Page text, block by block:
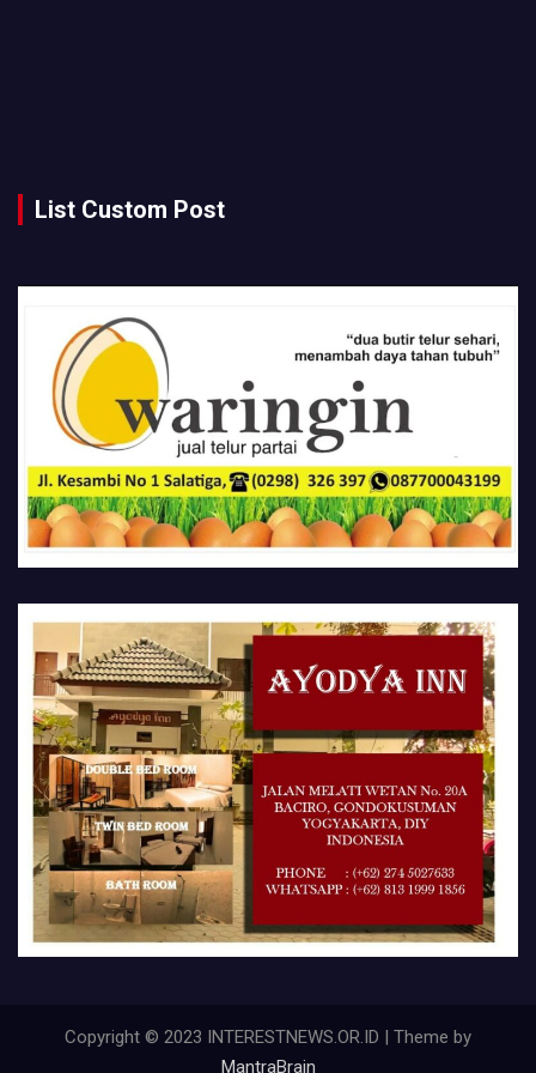
List Custom Post
Copyright © 2023 INTERESTNEWS.OR.ID | Theme by
MantraBrain